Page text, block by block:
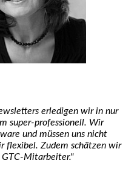
erledigen wir in nur
super-professionell. Wir
und müssen uns nicht
flexibel. Zudem schätzen wir
GTC-Mitarbeiter."